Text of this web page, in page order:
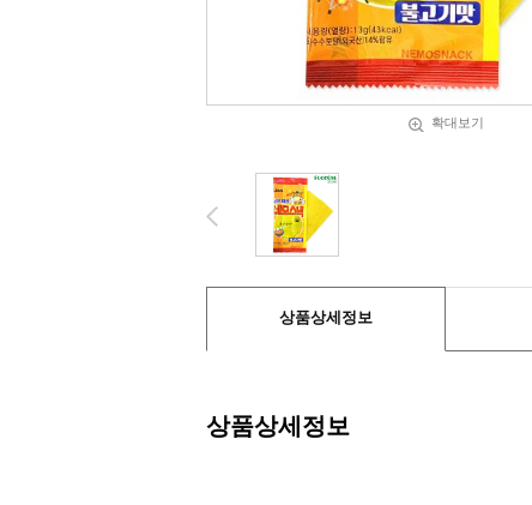
확대보기
상품상세정보
상품상세정보